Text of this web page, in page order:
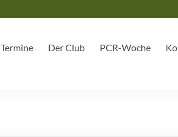
Termine Der Club PCR-Woche